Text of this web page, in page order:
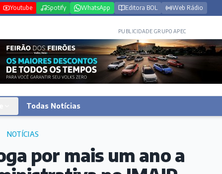
Youtube Spotify WhatsApp Editora BOL Web Rádio
PUBLICIDADE GRUPO APEC
Todas Notícias
NOTÍCIAS
por mais um ano a